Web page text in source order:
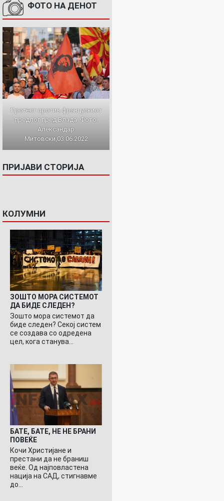
ФОТО НА ДЕНОТ
Протест против францускиот
предлог пред Влада. Фото:
Александар
Митовски,03.06.2022
ПРИЈАВИ СТОРИЈА
КОЛУМНИ
ЗОШТО МОРА СИСТЕМОТ
ДА БИДЕ СЛЕДЕН?
Зошто мора системот да
биде следен? Секој систем
се создава со одредена
цел, кога станува…
БАТЕ, БАТЕ, НЕ НЕ БРАНИ
ПОВЕЌЕ
Кочи Христијане и
престани да не браниш
веќе. Од најповластена
нација на САД, стигнавме
до…